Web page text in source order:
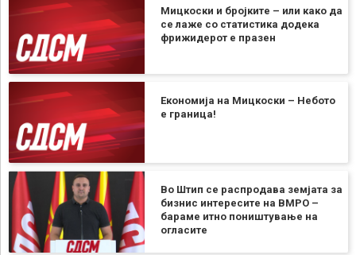
Мицкоски и бројките – или како да
се лаже со статистика додека
фрижидерот е празен
Економија на Мицкоски – Небото
е граница!
Во Штип се распродава земјата за
бизнис интересите на ВМРО –
бараме итно поништување на
огласите